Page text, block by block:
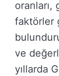
faktörler
ve
yıllarda